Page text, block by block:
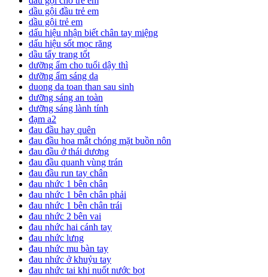
dầu gội đầu trẻ em
dầu gội trẻ em
dấu hiệu nhận biết chân tay miệng
dấu hiệu sốt mọc răng
dầu tẩy trang tốt
dưỡng ẩm cho tuổi dậy thì
dưỡng ẩm sáng da
duong da toan than sau sinh
dưỡng sáng an toàn
dưỡng sáng lành tính
đạm a2
đau đầu hay quên
đau đầu hoa mắt chóng mặt buồn nôn
đau đầu ở thái dương
đau đầu quanh vùng trán
đau đầu run tay chân
đau nhức 1 bên chân
đau nhức 1 bên chân phải
đau nhức 1 bên chân trái
đau nhức 2 bên vai
đau nhức hai cánh tay
đau nhức lưng
đau nhức mu bàn tay
đau nhức ở khuỷu tay
đau nhức tai khi nuốt nước bọt